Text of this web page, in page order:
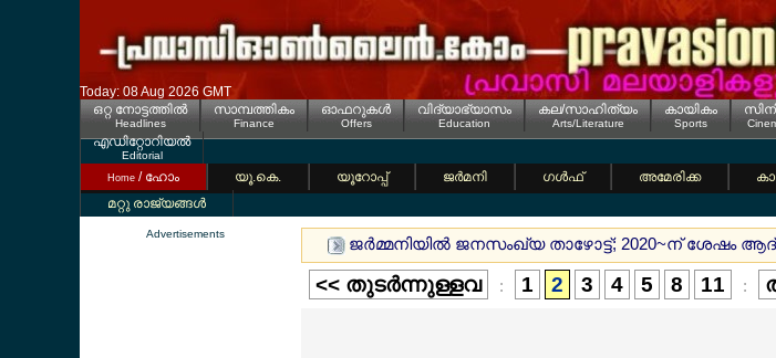
Today: 08 Aug 2026 GMT
ഒറ്റ നോട്ടത്തില്‍
Headlines
സാമ്പത്തികം
Finance
ഓഫറുകള്‍
Offers
വിദ്യാഭ്യാസം
Education
കല/സാഹിത്യം
Arts/Literature
കായികം
Sports
എഡിറ്റോറിയല്‍
Editorial
Home / ഹോം യൂ.കെ. യൂറോപ്പ് ജര്‍മനി ഗള്‍ഫ് അമേരിക്ക
മറ്റു രാജ്യങ്ങള്‍
Advertisements
ജര്‍മ്മനിയില്‍ ജനസംഖ്യ താഴോട്ട്; 2020~ന് ശേഷം
<< തുടര്‍ന്നുള്ളവ : 1 2 3 4 5 8 11 :